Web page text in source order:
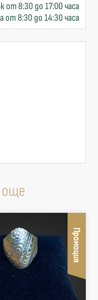
от 8:30 до 17:00 часа
от 8:30 до 14:30 часа
още
Промоция